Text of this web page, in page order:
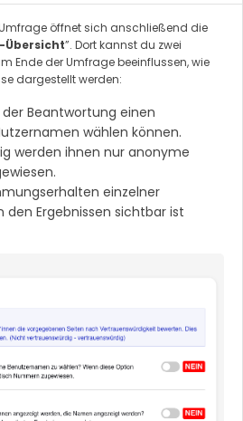
öffnet sich anschließend die
Übersicht”. Dort kannst du zwei
Ende der Umfrage beeinflussen, wie
dargestellt werden:
der Beantwortung einen
wählen können.
werden ihnen nur anonyme
einzelner
den Ergebnissen sichtbar ist